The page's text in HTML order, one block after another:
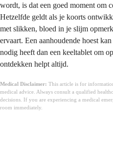
wordt, is dat een goed moment om
Hetzelfde geldt als je koorts
met slikken, bloed in je slijm
ervaart. Een aanhoudende hoest
nodig heeft dan een keeltablet om
ontdekken helpt altijd.
Medical Disclaimer: This article is for
medical advice. Always consult a qualified
decisions. If you are experiencing a medical
room immediately.